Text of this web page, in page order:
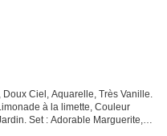
Ciel, Aquarelle, Très Vanille.
à la limette, Couleur
Set : Adorable Marguerite,